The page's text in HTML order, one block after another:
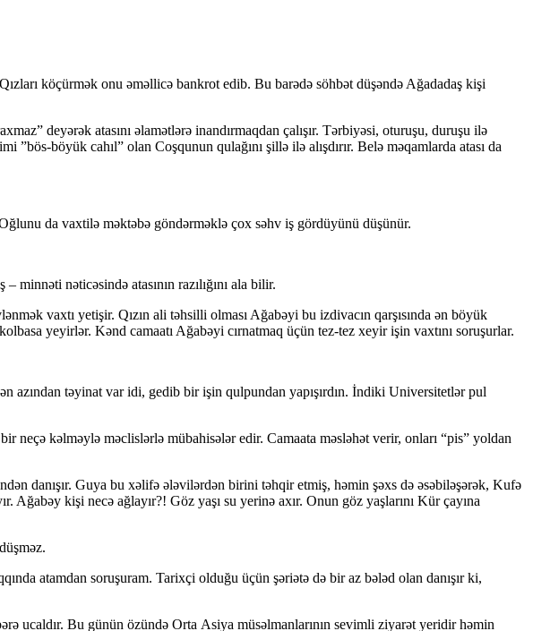
köçürmək onu əməllicə bankrot edib. Bu barədə söhbət düşəndə Ağadadaş kişi
deyərək atasını əlamətlərə inandırmaqdan çalışır. Tərbiyəsi, oturuşu, duruşu ilə
böyük cahıl” olan Coşqunun qulağını şillə ilə alışdırır. Belə məqamlarda atası da
da vaxtilə məktəbə göndərməklə çox səhv iş gördüyünü düşünür.
nəticəsində atasının razılığını ala bilir.
vaxtı yetişir. Qızın ali təhsilli olması Ağabəyi bu izdivacın qarşısında ən böyük
yeyirlər. Kənd camaatı Ağabəyi cırnatmaq üçün tez-tez xeyir işin vaxtını soruşurlar.
azından təyinat var idi, gedib bir işin qulpundan yapışırdın. İndiki Universitetlər pul
neçə kəlməylə məclislərlə mübahisələr edir. Camaata məsləhət verir, onları “pis” yoldan
danışır. Guya bu xəlifə ələvilərdən birini təhqir etmiş, həmin şəxs də əsəbiləşərək, Kufə
Ağabəy kişi necə ağlayır?! Göz yaşı su yerinə axır. Onun göz yaşlarını Kür çayına
atamdan soruşuram. Tarixçi olduğu üçün şəriətə də bir az bələd olan danışır ki,
ucaldır. Bu günün özündə Orta Asiya müsəlmanlarının sevimli ziyarət yeridir həmin